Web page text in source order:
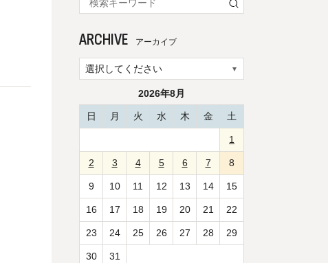
ARCHIVE アーカイブ
2026年8月
日 月 火 水 木 金 土
1
2 3 4 5 6 7 8
9 10 11 12 13 14 15
16 17 18 19 20 21 22
23 24 25 26 27 28 29
30 31